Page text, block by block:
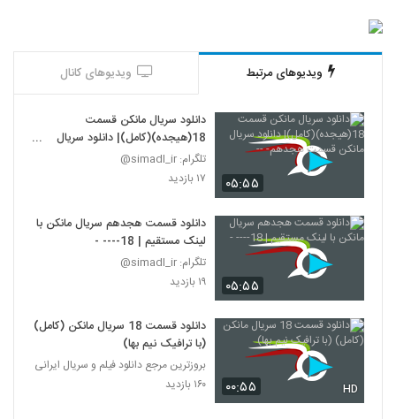
ویدیوهای مرتبط ویدیوهای کانال
۰۵:۵۵
دانلود سریال مانکن قسمت
18(هیجده)(کامل)| دانلود سریال
مانکن قسمت هجدهم- --
تلگرام: simadl_ir@
۱۷ بازدید
۰۵:۵۵
دانلود قسمت هجدهم سریال مانکن با
لینک مستقیم | 18---- -
تلگرام: simadl_ir@
۱۹ بازدید
۰۰:۵۵ HD
دانلود قسمت 18 سریال مانکن (کامل)
(با ترافیک نیم بها)
بروزترین مرجع دانلود فیلم و سریال ایرانی
۱۶۰ بازدید